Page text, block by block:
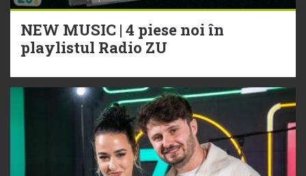
NEW MUSIC | 4 piese noi în
playlistul Radio ZU